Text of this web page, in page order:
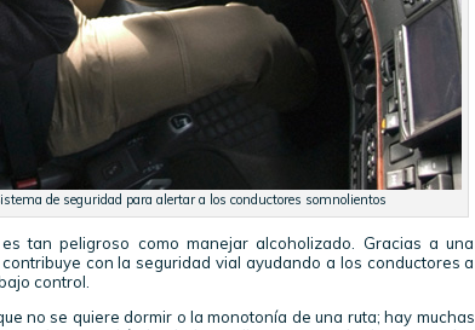
de seguridad para alertar a los conductores somnolientos
tan peligroso como manejar alcoholizado. Gracias a una
con la seguridad vial ayudando a los conductores a
control.
no se quiere dormir o la monotonía de una ruta; hay muchas